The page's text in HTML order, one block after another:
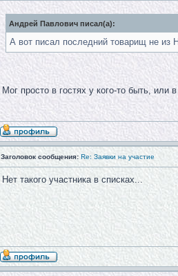
Андрей Павлович писал(а):
А вот писал последний товарищ не из
Мог просто в гостях у кого-то быть,
Заголовок сообщения: Re: Заявки на участие
Нет такого участника в списках...